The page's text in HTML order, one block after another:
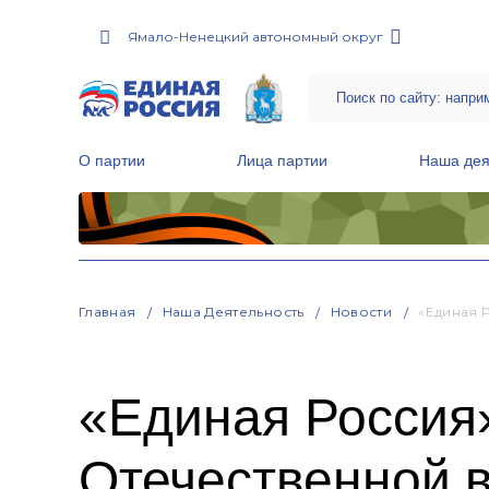
Ямало-Ненецкий автономный округ
О партии Лица партии Наша
Главная Наша Деятельность Новости «Единая
«Единая